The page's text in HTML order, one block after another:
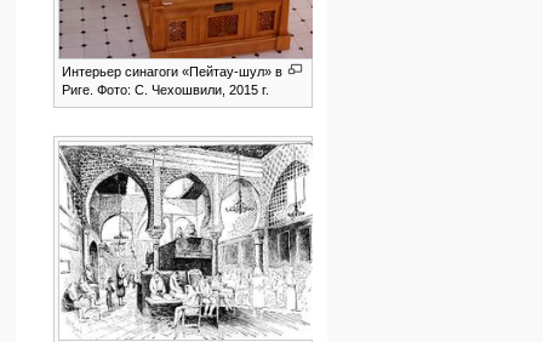
Интерьер синагоги «Пейтау-шул» в
Риге. Фото: С. Чехошвили, 2015 г.